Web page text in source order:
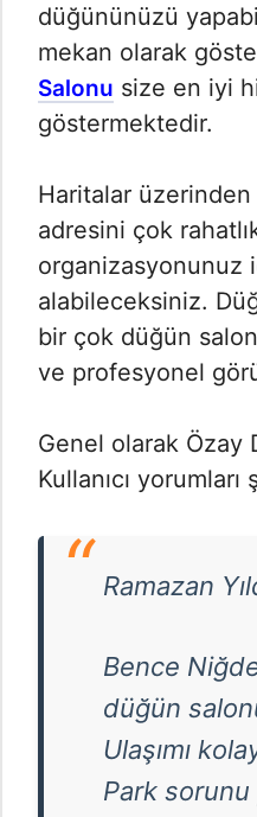
düğününüzü
mekan olarak
Salonu size en iyi
göstermektedir.
Haritalar üzerinden
adresini çok
organizasyonunuz
alabileceksiniz.
bir çok düğün
ve profesyonel
Genel olarak Özay
Kullanıcı
Ramazan
Bence
düğün
Ulaşımı
Park sorunu